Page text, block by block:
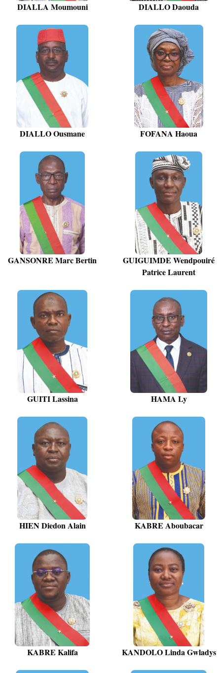
DIALLA Moumouni DIALLO Daouda
DIALLO Ousmane FOFANA Haoua
GANSONRE Marc Bertin
GUIGUIMDE Wendpouiré
Patrice Laurent
GUITI Lassina HAMA Ly
HIEN Diedon Alain KABRE Aboubacar
KABRE Kalifa KANDOLO Linda Gwladys